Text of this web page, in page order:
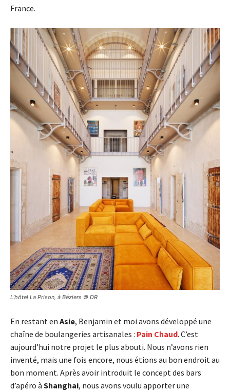
France.
L’hôtel La Prison, à Béziers © DR
En restant en Asie, Benjamin et moi avons développé une
chaîne de boulangeries artisanales : Pain Chaud. C’est
aujourd’hui notre projet le plus abouti. Nous n’avons rien
inventé, mais une fois encore, nous étions au bon endroit au
bon moment. Après avoir introduit le concept des bars
d’apéro à Shanghai, nous avons voulu apporter une